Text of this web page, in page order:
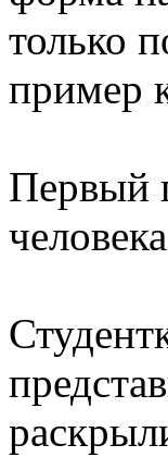
только
пример
Первый